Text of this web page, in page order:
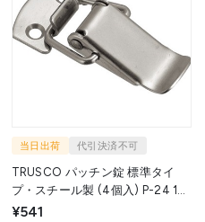
当日出荷 代引決済不可
TRUSCO パッチン錠 標準タイ
プ・スチール製 (4個入) P-24 1パ
ック ▼232-7911
¥541